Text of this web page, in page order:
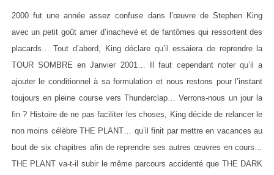
2000 fut une année assez confuse dans l’œuvre de Stephen King
avec un petit goût amer d’inachevé et de fantômes qui ressortent des
placards… Tout d’abord, King déclare qu’il essaiera de reprendre la
TOUR SOMBRE en Janvier 2001… Il faut cependant noter qu’il a
ajouter le conditionnel à sa formulation et nous restons pour l’instant
toujours en pleine course vers Thunderclap… Verrons-nous un jour la
fin ? Histoire de ne pas faciliter les choses, King décide de relancer le
non moins célèbre THE PLANT… qu’il finit par mettre en vacances au
bout de six chapitres afin de reprendre ses autres œuvres en cours…
THE PLANT va-t-il subir le même parcours accidenté que THE DARK